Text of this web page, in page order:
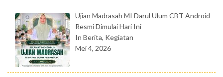
Ujian Madrasah MI Darul Ulum CBT Android
Resmi Dimulai Hari Ini
In Berita, Kegiatan
Mei 4, 2026